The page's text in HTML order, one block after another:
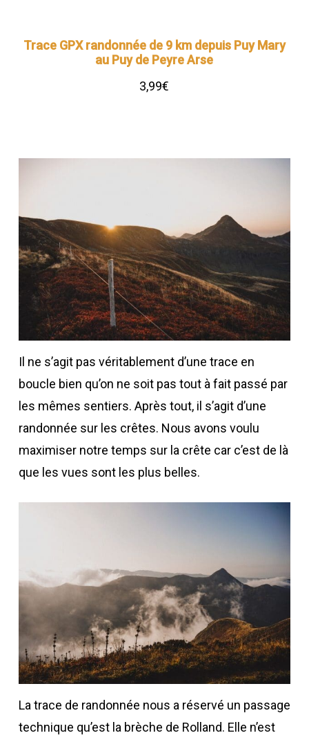
Trace GPX randonnée de 9 km depuis Puy Mary
au Puy de Peyre Arse
3,99€
Il ne s’agit pas véritablement d’une trace en
boucle bien qu’on ne soit pas tout à fait passé par
les mêmes sentiers. Après tout, il s’agit d’une
randonnée sur les crêtes. Nous avons voulu
maximiser notre temps sur la crête car c’est de là
que les vues sont les plus belles.
La trace de randonnée nous a réservé un passage
technique qu’est la brèche de Rolland. Elle n’est